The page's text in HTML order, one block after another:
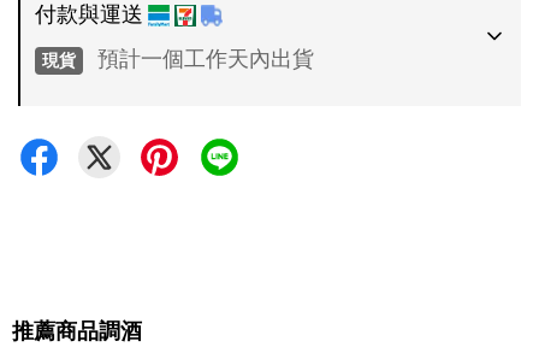
付款與運送
現貨 預計一個工作天內出貨
•超商 / 宅配貨到付款
•7-11 - 運費 60 元，NT 600 享免運
推薦商品調酒